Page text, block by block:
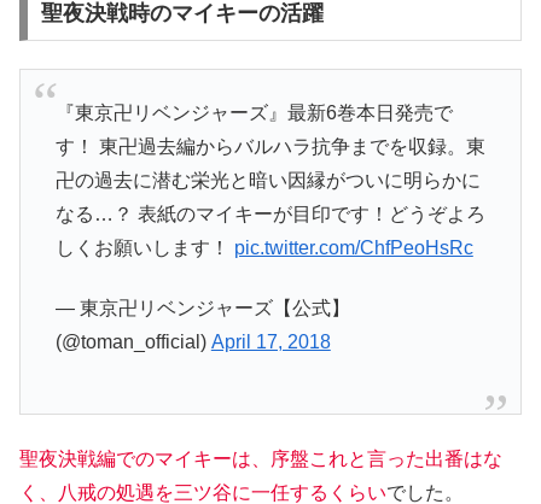
聖夜決戦時のマイキーの活躍
『東京卍リベンジャーズ』最新6巻本日発売で
す！ 東卍過去編からバルハラ抗争までを収録。東
卍の過去に潜む栄光と暗い因縁がついに明らかに
なる…？ 表紙のマイキーが目印です！どうぞよろ
しくお願いします！ pic.twitter.com/ChfPeoHsRc
— 東京卍リベンジャーズ【公式】
(@toman_official) April 17, 2018
聖夜決戦編でのマイキーは、序盤これと言った出番はな
く、八戒の処遇を三ツ谷に一任するくらいでした。